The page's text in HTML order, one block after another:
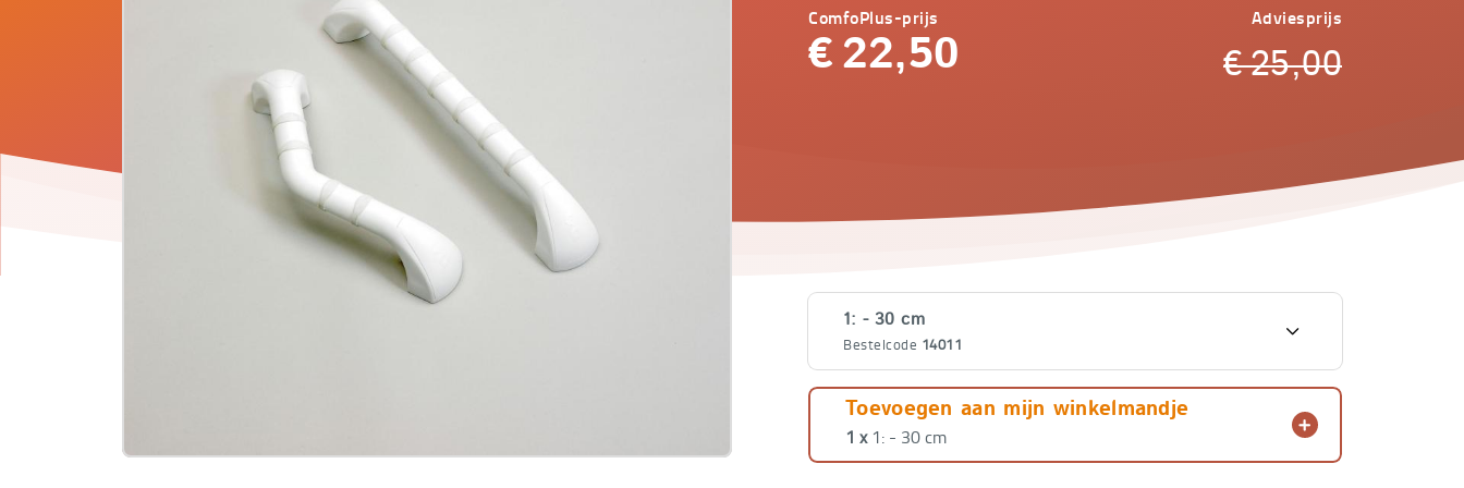
ComfoPlus-prijs
€ 22,50
Adviesprijs
€25,00
Wandbeugel
Varianten
1: - 30 cm
Bestelcode 14011
Bestelcode14011
€25,00
22,50
€32,50
Toevoegen aan mijn winkelmandje
1 x1: - 30 cm